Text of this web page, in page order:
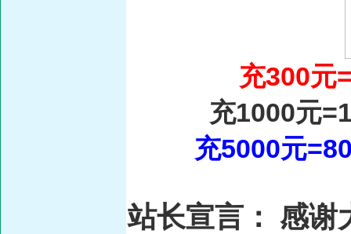
充300元
充1000元
充5000元
站长宣言： 感谢